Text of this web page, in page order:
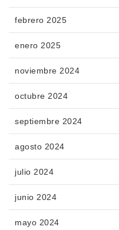
febrero 2025
enero 2025
noviembre 2024
octubre 2024
septiembre 2024
agosto 2024
julio 2024
junio 2024
mayo 2024